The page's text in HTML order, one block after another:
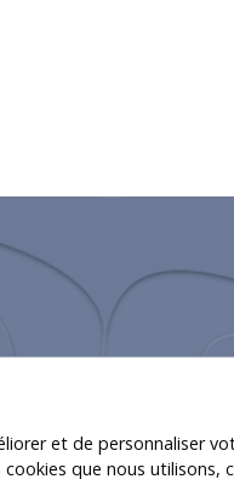
et de personnaliser
que nous utilisons,